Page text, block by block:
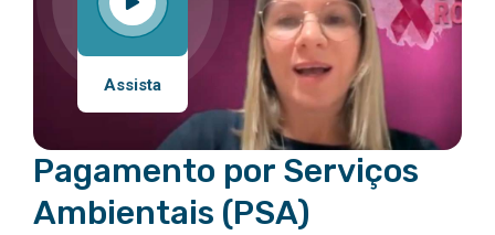
Assista
Pagamento por Serviços
Ambientais (PSA)